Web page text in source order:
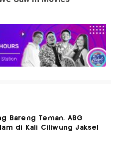
Bareng Teman, ABG
di Kali Ciliwung Jaksel